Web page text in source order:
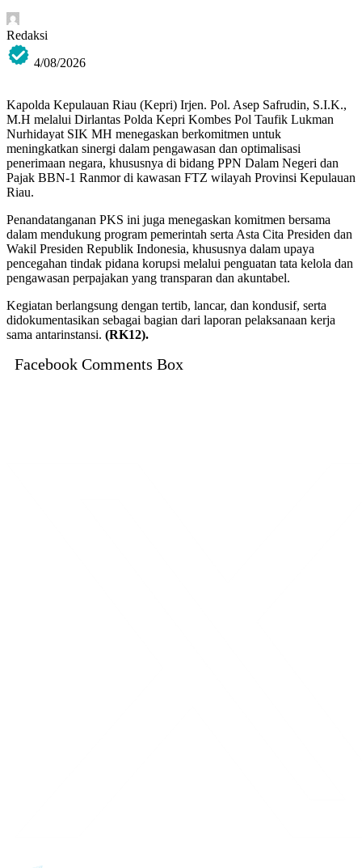
Redaksi
4/08/2026
Kapolda Kepulauan Riau (Kepri) Irjen. Pol. Asep Safrudin, S.I.K.,
M.H melalui Dirlantas Polda Kepri Kombes Pol Taufik Lukman
Nurhidayat SIK MH menegaskan berkomitmen untuk
meningkatkan sinergi dalam pengawasan dan optimalisasi
penerimaan negara, khususnya di bidang PPN Dalam Negeri dan
Pajak BBN-1 Ranmor di kawasan FTZ wilayah Provinsi Kepulauan
Riau.
Penandatanganan PKS ini juga menegaskan komitmen bersama
dalam mendukung program pemerintah serta Asta Cita Presiden dan
Wakil Presiden Republik Indonesia, khususnya dalam upaya
pencegahan tindak pidana korupsi melalui penguatan tata kelola dan
pengawasan perpajakan yang transparan dan akuntabel.
Kegiatan berlangsung dengan tertib, lancar, dan kondusif, serta
didokumentasikan sebagai bagian dari laporan pelaksanaan kerja
sama antarinstansi. (RK12).
Facebook Comments Box